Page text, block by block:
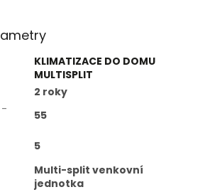
KLIMATIZACE DO DOMU
MULTISPLIT
2 roky
-
55
5
Multi-split venkovní
jednotka